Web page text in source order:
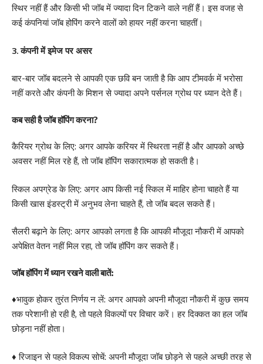
स्थिर नहीं हैं और किसी भी जॉब में ज्यादा दिन टिकने वाले नहीं हैं। इस वजह से
कई कंपनियां जॉब होपिंग करने वालों को हायर नहीं करना चाहतीं।
3. कंपनी में इमेज पर असर
बार-बार जॉब बदलने से आपकी एक छवि बन जाती है कि आप टीमवर्क में भरोसा
नहीं करते और कंपनी के मिशन से ज्यादा अपने पर्सनल ग्रोथ पर ध्यान देते हैं।
कब सही है जॉब हॉपिंग करना?
कैरियर ग्रोथ के लिए: अगर आपके करियर में स्थिरता नहीं है और आपको अच्छे
अवसर नहीं मिल रहे हैं, तो जॉब हॉपिंग सकारात्मक हो सकती है।
स्किल अपग्रेड के लिए: अगर आप किसी नई स्किल में माहिर होना चाहते हैं या
किसी खास इंडस्ट्री में अनुभव लेना चाहते हैं, तो जॉब बदल सकते हैं।
सैलरी बढ़ाने के लिए: अगर आपको लगता है कि आपकी मौजूदा नौकरी में आपको
अपेक्षित वेतन नहीं मिल रहा, तो जॉब हॉपिंग कर सकते हैं।
जॉब हॉपिंग में ध्यान रखने वाली बातें:
♦भावुक होकर तुरंत निर्णय न लें: अगर आपको अपनी मौजूदा नौकरी में कुछ समय
तक परेशानी हो रही है, तो पहले विकल्पों पर विचार करें। हर दिक्कत का हल जॉब
छोड़ना नहीं होता।
♦ रिजाइन से पहले विकल्प सोचें: अपनी मौजूदा जॉब छोड़ने से पहले अच्छी तरह से